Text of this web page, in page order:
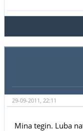
29-09-2011, 22:11
Mina tegin. Luba